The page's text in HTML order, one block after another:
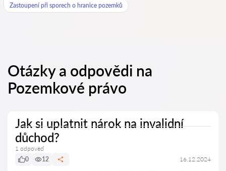
Zastoupení při sporech o hranice pozemků
Otázky a odpovědi na
Pozemkové právo
Jak si uplatnit nárok na invalidní
důchod?
1 odpověď
0
12 16.12.2024